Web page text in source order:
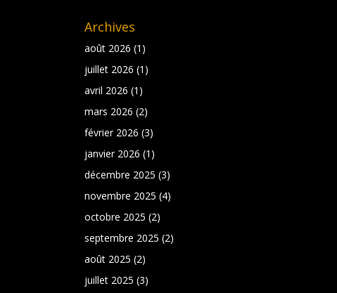
Archives
août 2026 (1)
juillet 2026 (1)
avril 2026 (1)
mars 2026 (2)
février 2026 (3)
janvier 2026 (1)
décembre 2025 (3)
novembre 2025 (4)
octobre 2025 (2)
septembre 2025 (2)
août 2025 (2)
juillet 2025 (3)